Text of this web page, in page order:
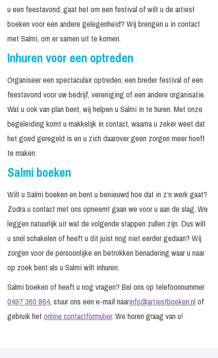
u een feestavond, gaat het om een festival of wilt u de artiest
boeken voor een andere gelegenheid? Wij brengen u in contact
met Salmi, om er samen uit te komen.
Inhuren voor een optreden
Organiseer een spectaculair optreden, een breder festival of een
feestavond voor uw bedrijf, vereniging of een andere organisatie.
Wat u ook van plan bent, wij helpen u Salmi in te huren. Met onze
begeleiding komt u makkelijk in contact, waarna u zeker weet dat
het goed geregeld is en u zich daarover geen zorgen meer hoeft
te maken.
Salmi boeken
Wilt u Salmi boeken en bent u benieuwd hoe dat in z’n werk gaat?
Zodra u contact met ons opneemt gaan we voor u aan de slag. We
leggen natuurlijk uit wat de volgende stappen zullen zijn. Dus wilt
u snel schakelen of heeft u dit juist nog niet eerder gedaan? Wij
zorgen voor de persoonlijke en betrokken benadering waar u naar
op zoek bent als u Salmi wilt inhuren.
Salmi boeken of heeft u nog vragen? Bel ons op telefoonnummer
0497 360 864, stuur ons een e-mail naarinfo@artiestboeken.nlof
gebruik het online contactformulier. We horen graag van u!